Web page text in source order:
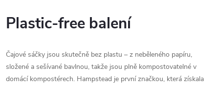
Plastic-free balení
Čajové sáčky jsou skutečně bez plastu – z neběleného papíru,
složené a sešívané bavlnou, takže jsou plně kompostovatelné v
domácí kompostérech. Hampstead je první značkou, která získala